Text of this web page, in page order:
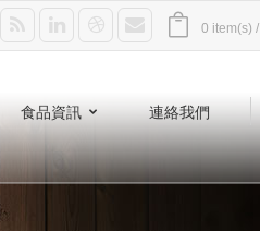
0 item(s) /
食品資訊 連絡我們